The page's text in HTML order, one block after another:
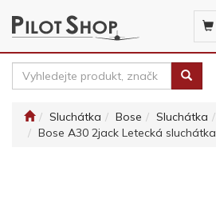
Sluchátka Bose Sluchátka
Bose A30 2jack Letecká sluchátka